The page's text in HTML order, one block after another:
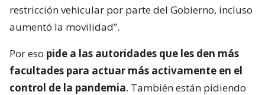
restricción vehicular por parte del Gobierno, incluso
aumentó la movilidad”.
Por eso pide a las autoridades que les den más
facultades para actuar más activamente en el
control de la pandemia. También están pidiendo